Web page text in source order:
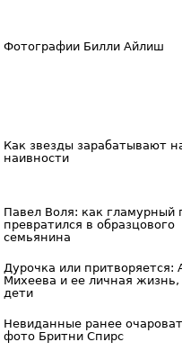
Фотографии Билли Айлиш
Как звезды зарабатывают
наивности
Павел Воля: как гламурный
превратился в образцового
семьянина
Дурочка или притворяется:
Михеева и ее личная
дети
Невиданные ранее
фото Бритни Спирс